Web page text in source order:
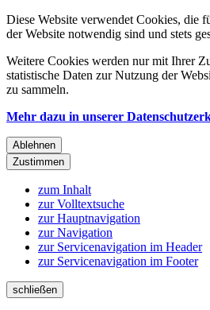
Diese Website verwendet Cookies, die
der Website notwendig sind und stets
Weitere Cookies werden nur mit Ihrer
statistische Daten zur Nutzung der
zu sammeln.
Mehr dazu in unserer
Ablehnen
Zustimmen
zum Inhalt
zur Volltextsuche
zur Hauptnavigation
zur Navigation
zur Servicenavigation im Header
zur Servicenavigation im Footer
schließen